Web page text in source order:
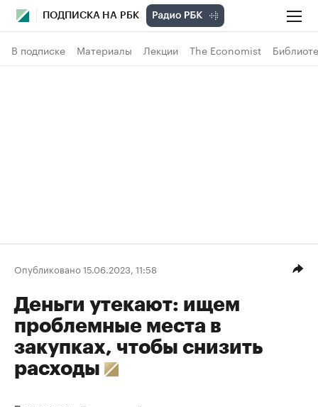
ПОДПИСКА НА РБК
В подписке Материалы Лекции The Economist
Опубликовано 15.06.2023, 11:58
Деньги утекают: ищем
проблемные места в
закупках, чтобы снизить
расходы